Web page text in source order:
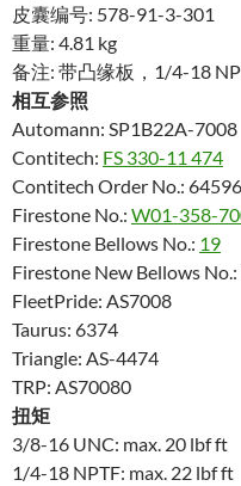
皮囊编号: 578-91-3-301
重量: 4.81 kg
备注: 带凸缘板，1/4-18
相互参照
Automann: SP1B22A-7008
Contitech: FS 330-11 474
Contitech Order No.: 64596
Firestone No.: W01-358-
Firestone Bellows No.: 19
Firestone New Bellows
FleetPride: AS7008
Taurus: 6374
Triangle: AS-4474
TRP: AS70080
扭矩
3/8-16 UNC: max. 20 lbf ft
1/4-18 NPTF: max. 22 lbf ft